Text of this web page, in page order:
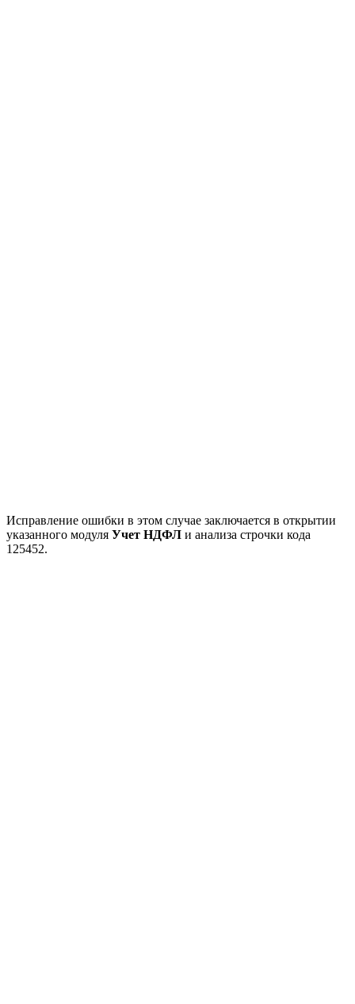
Исправление ошибки в этом случае заключается в открытии
указанного модуля Учет НДФЛ и анализа строчки кода
125452.